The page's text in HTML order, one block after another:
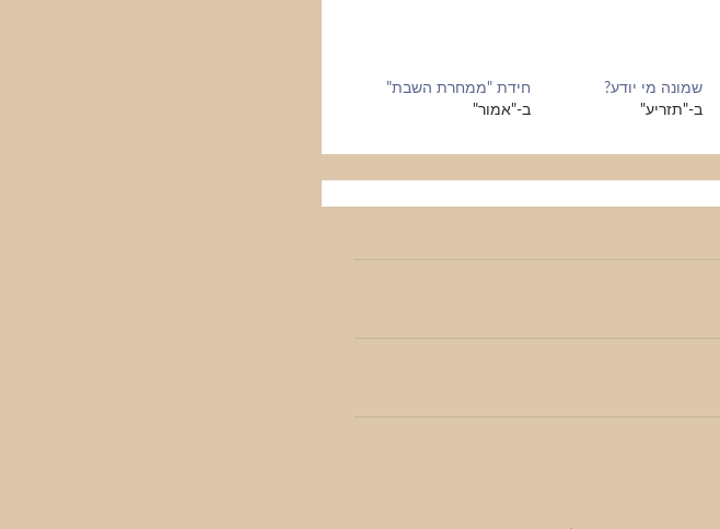
שמונה מי יודע?
ב-"תזריע"
חידת "ממחרת השבת"
ב-"אמור"